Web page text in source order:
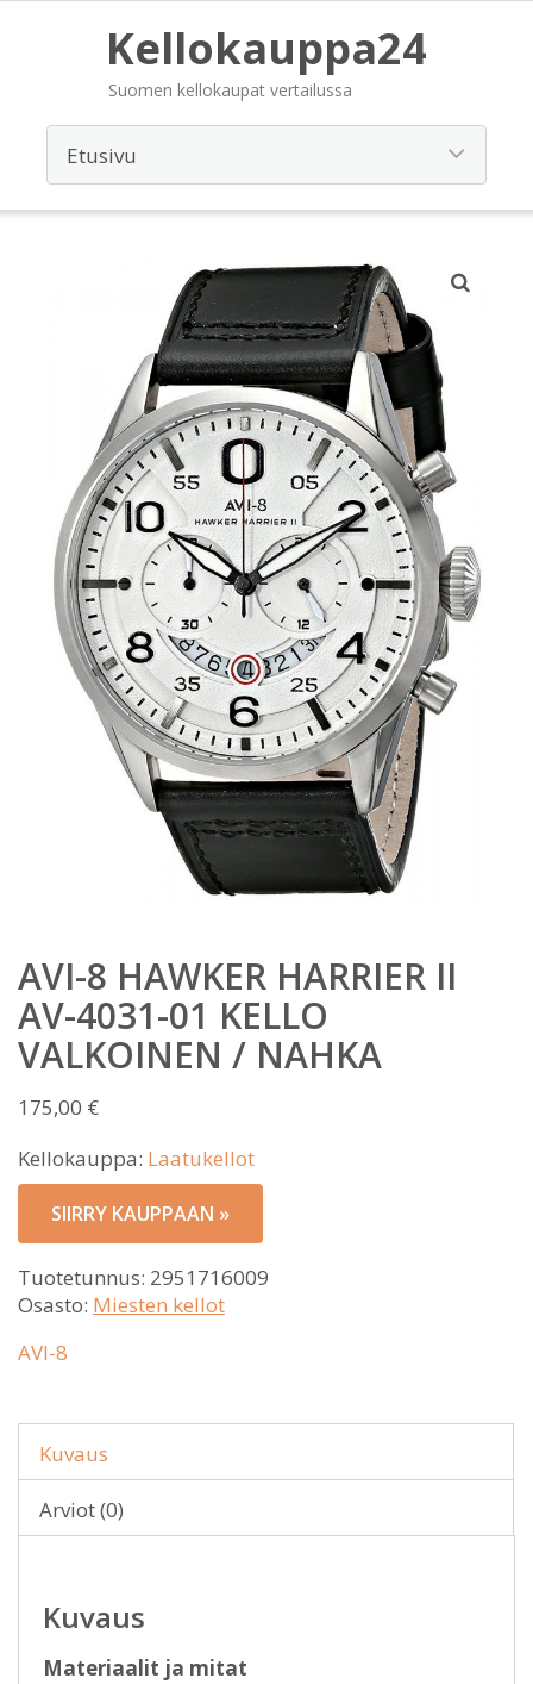
Kellokauppa24
Suomen kellokaupat vertailussa
AVI-8 HAWKER HARRIER II
AV-4031-01 KELLO
VALKOINEN / NAHKA
175,00 €
Kellokauppa: Laatukellot
SIIRRY KAUPPAAN »
Tuotetunnus: 2951716009
Osasto: Miesten kellot
AVI-8
Kuvaus
Arviot (0)
Kuvaus
Materiaalit ja mitat